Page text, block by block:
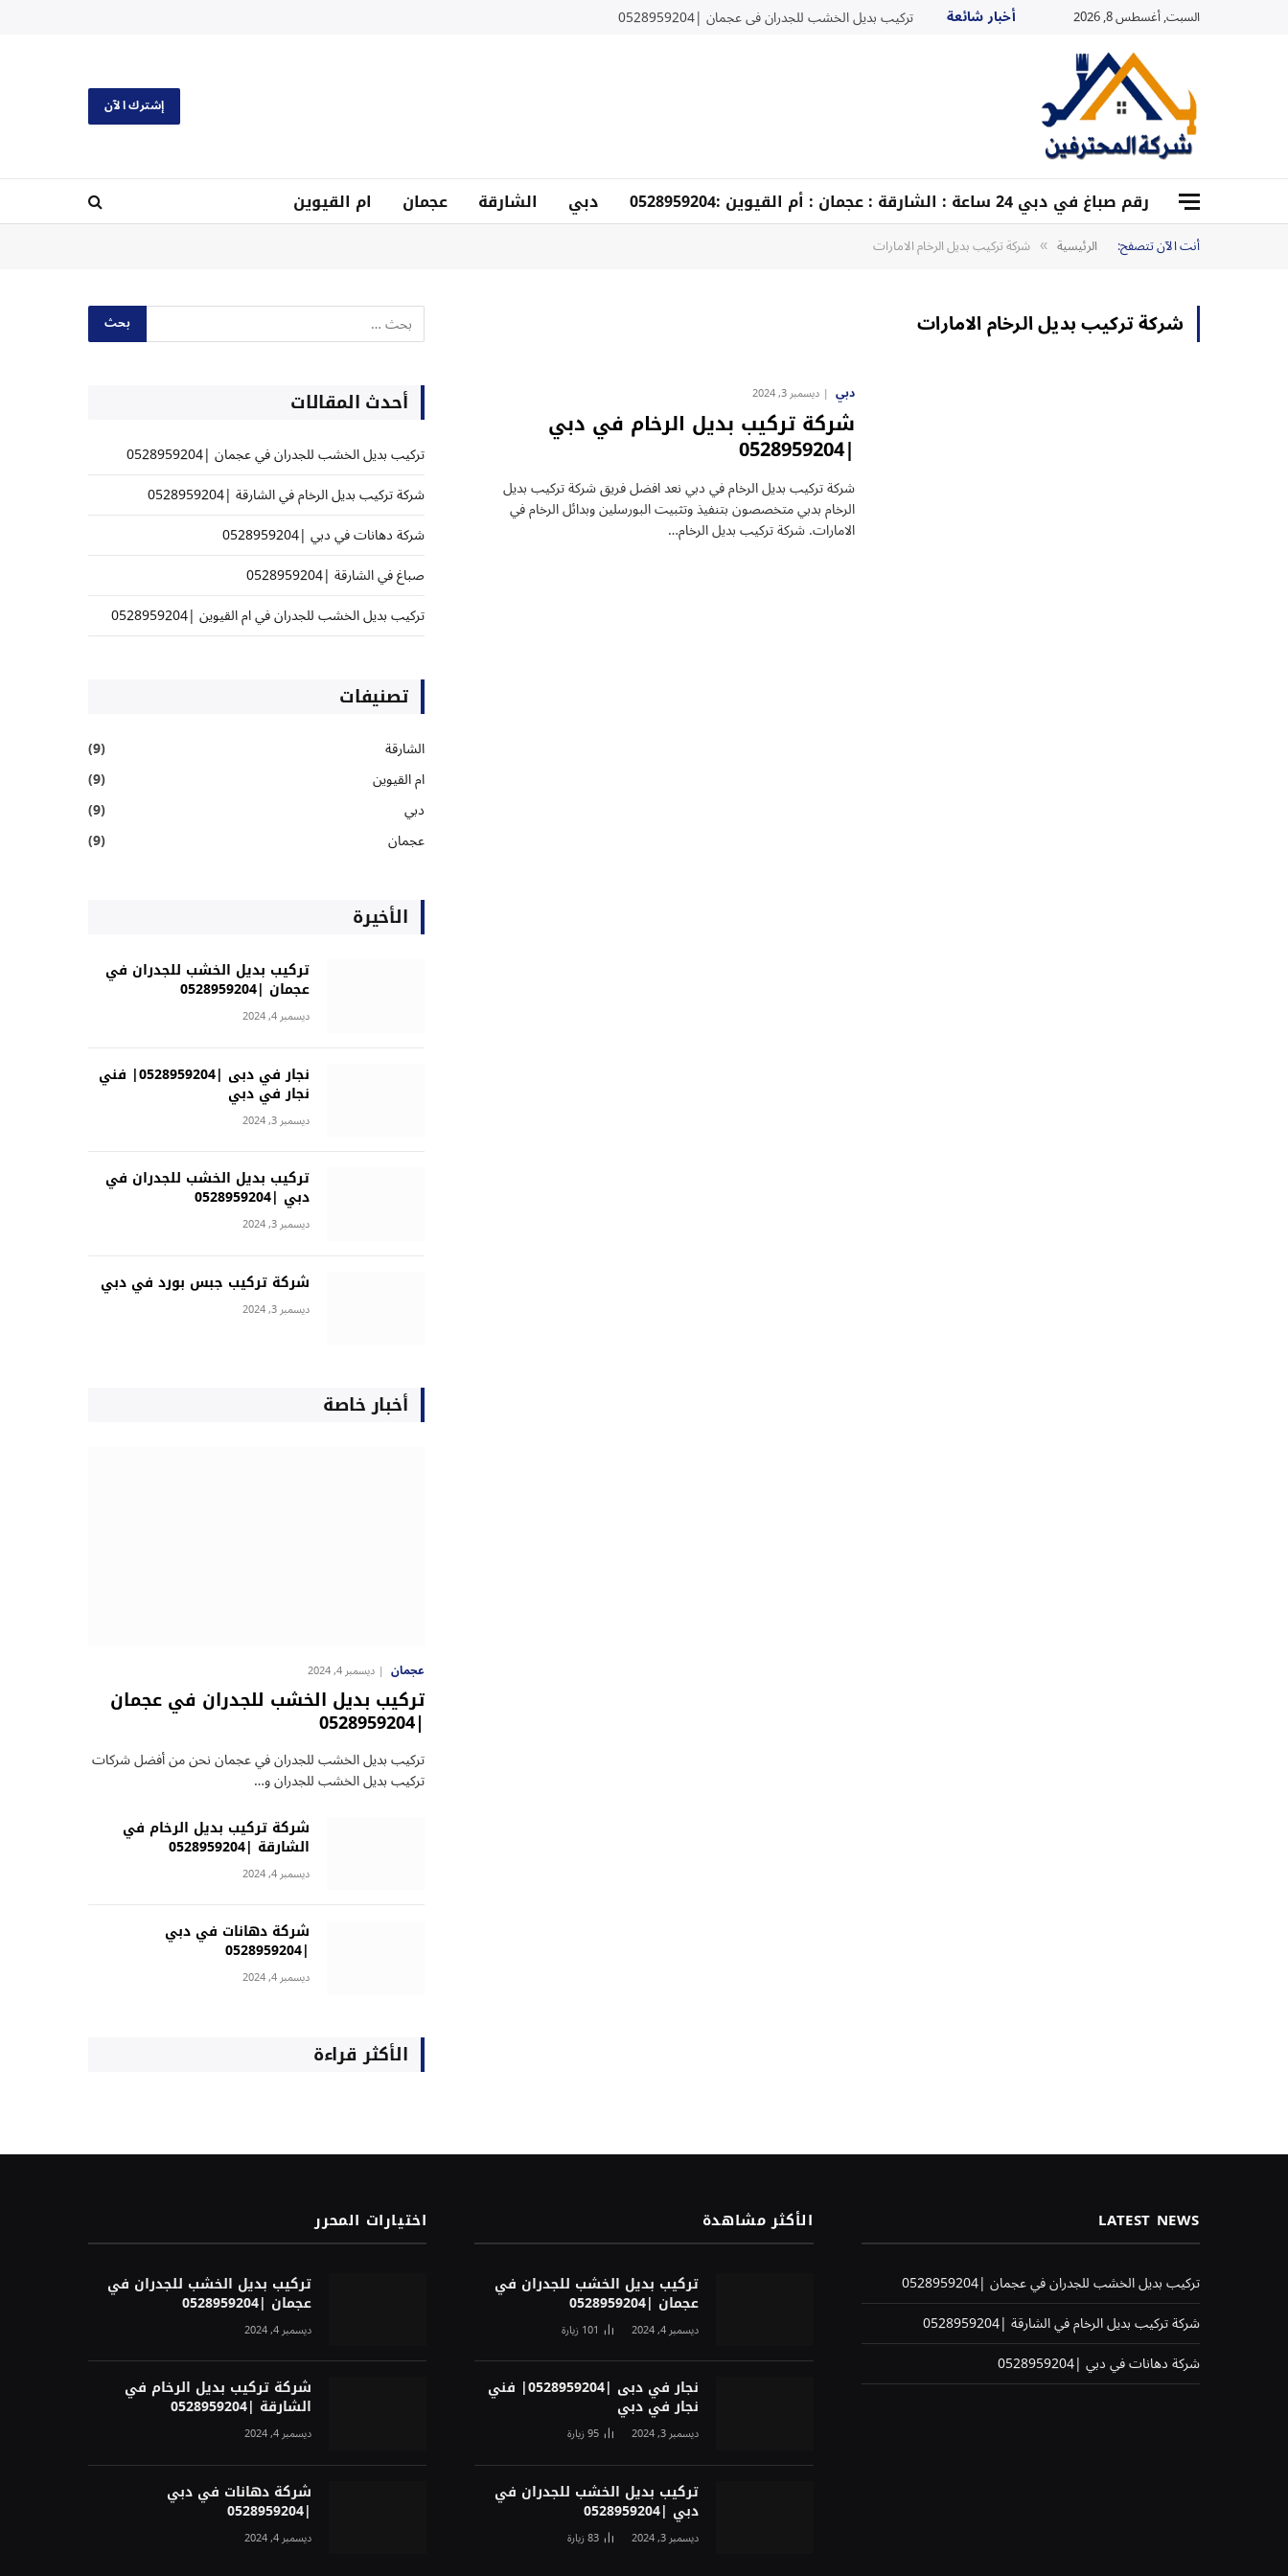
السبت, أغسطس 8, 2026 أخبار شائعة تركيب بديل الخشب للجدران في عجمان |0528959204
إشترك الآن
رقم صباغ في دبي 24 ساعة : الشارقة : عجمان : أم القيوين :0528959204 دبي الشارقة عجمان ام القيوين
أنت الآن تتصفح: الرئيسية » شركة تركيب بديل الرخام الامارات
شركة تركيب بديل الرخام الامارات
دبي ديسمبر 3, 2024
شركة تركيب بديل الرخام في دبي
|0528959204
شركة تركيب بديل الرخام في دبي نعد افضل فريق شركة تركيب بديل
الرخام بدبي متخصصون بتنفيذ وتثبيت البورسلين وبدائل الرخام في
الامارات. شركة تركيب بديل الرخام…
أحدث المقالات
تركيب بديل الخشب للجدران في عجمان |0528959204
شركة تركيب بديل الرخام في الشارقة |0528959204
شركة دهانات في دبي |0528959204
صباغ في الشارقة |0528959204
تركيب بديل الخشب للجدران في ام القيوين |0528959204
تصنيفات
الشارقة
(9)
ام القيوين
(9)
دبي
(9)
عجمان
(9)
الأخيرة
تركيب بديل الخشب للجدران في
عجمان |0528959204
ديسمبر 4, 2024
نجار في دبى |0528959204| فني
نجار في دبي
ديسمبر 3, 2024
تركيب بديل الخشب للجدران في
دبي |0528959204
ديسمبر 3, 2024
شركة تركيب جبس بورد في دبي
ديسمبر 3, 2024
أخبار خاصة
عجمان ديسمبر 4, 2024
تركيب بديل الخشب للجدران في عجمان
|0528959204
تركيب بديل الخشب للجدران في عجمان نحن من أفضل شركات
تركيب بديل الخشب للجدران و…
شركة تركيب بديل الرخام في
الشارقة |0528959204
ديسمبر 4, 2024
شركة دهانات في دبي
|0528959204
ديسمبر 4, 2024
الأكثر قراءة
LATEST NEWS
تركيب بديل الخشب للجدران في عجمان |0528959204
شركة تركيب بديل الرخام في الشارقة |0528959204
شركة دهانات في دبي |0528959204
الأكثر مشاهدة
تركيب بديل الخشب للجدران في
عجمان |0528959204
ديسمبر 4, 2024 101زيارة
نجار في دبى |0528959204| فني
نجار في دبي
ديسمبر 3, 2024 95زيارة
تركيب بديل الخشب للجدران في
دبي |0528959204
ديسمبر 3, 2024 83زيارة
اختيارات المحرر
تركيب بديل الخشب للجدران في
عجمان |0528959204
ديسمبر 4, 2024
شركة تركيب بديل الرخام في
الشارقة |0528959204
ديسمبر 4, 2024
شركة دهانات في دبي
|0528959204
ديسمبر 4, 2024